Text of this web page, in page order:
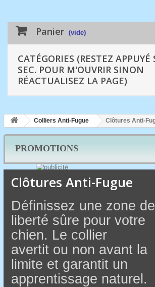
Panier (vide)
CATÉGORIES (RESTEZ APPUYÉ
SEC. POUR M'OUVRIR SINON
RÉACTUALISEZ LA PAGE)
Colliers Anti-Fugue Clôtures Anti-
PROMOTIONS
Clôtures Anti-Fugue
Définissez une zone de
liberté sûre pour votre
chien. Le collier
avertit ou non avant la
limite et garantit un
apprentissage naturel.